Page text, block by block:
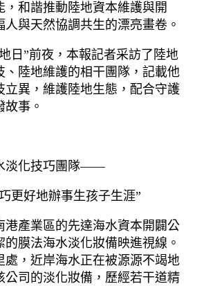
，和諧推動陸地資本維護與開
人與天然協調共生的漂亮畫卷。
日”前夜，本報記者采訪了陸地
、陸地維護的相干團隊，記載他
立異，維護陸地生態，配合守護
事。
淡化技巧團隊——
更好地辦事生孩子生涯”
港產業區的先達海水資本開闢公
的膜法海水淡化妝備映進視線。
處，近岸海水正在被源源不竭地
公司的淡化妝備，歷經若干道精